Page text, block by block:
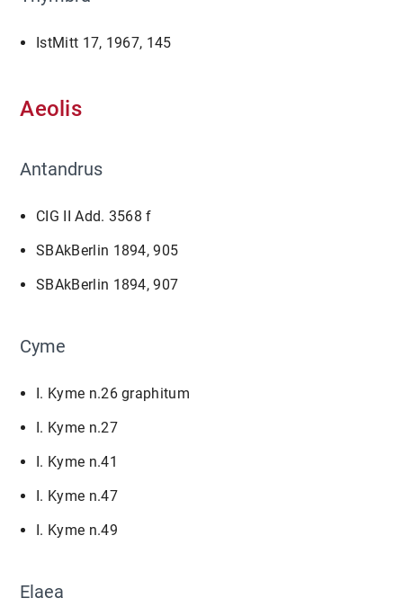
IstMitt 17, 1967, 145
Aeolis
Antandrus
CIG II Add. 3568 f
SBAkBerlin 1894, 905
SBAkBerlin 1894, 907
Cyme
I. Kyme n.26 graphitum
I. Kyme n.27
I. Kyme n.41
I. Kyme n.47
I. Kyme n.49
Elaea